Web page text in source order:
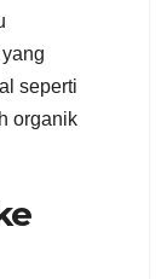
seperti
organik